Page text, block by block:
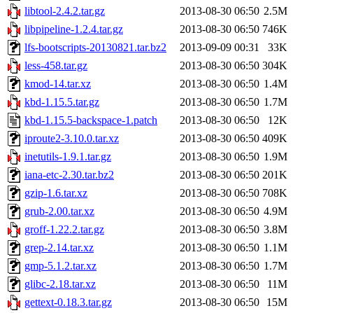
libtool-2.4.2.tar.gz
2013-08-30 06:50 2.5M
libpipeline-1.2.4.tar.gz
2013-08-30 06:50 746K
lfs-bootscripts-20130821.tar.bz2
2013-09-09 00:31
33K
less-458.tar.gz
2013-08-30 06:50 304K
kmod-14.tar.xz
2013-08-30 06:50 1.4M
kbd-1.15.5.tar.gz
2013-08-30 06:50 1.7M
kbd-1.15.5-backspace-1.patch
2013-08-30 06:50
12K
iproute2-3.10.0.tar.xz
2013-08-30 06:50 409K
inetutils-1.9.1.tar.gz
2013-08-30 06:50 1.9M
iana-etc-2.30.tar.bz2
2013-08-30 06:50 201K
gzip-1.6.tar.xz
2013-08-30 06:50 708K
grub-2.00.tar.xz
2013-08-30 06:50 4.9M
groff-1.22.2.tar.gz
2013-08-30 06:50 3.8M
grep-2.14.tar.xz
2013-08-30 06:50 1.1M
gmp-5.1.2.tar.xz
2013-08-30 06:50 1.7M
glibc-2.18.tar.xz
2013-08-30 06:50
11M
gettext-0.18.3.tar.gz
2013-08-30 06:50
15M